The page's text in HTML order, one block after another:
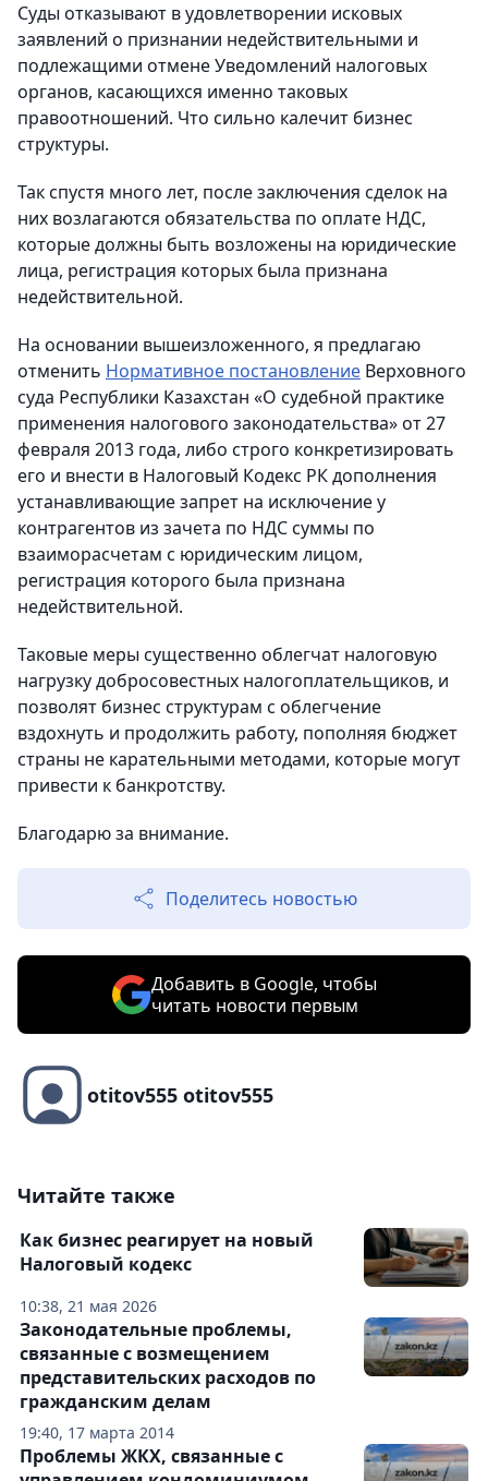
Суды отказывают в удовлетворении исковых
заявлений о признании недействительными и
подлежащими отмене Уведомлений налоговых
органов, касающихся именно таковых
правоотношений. Что сильно калечит бизнес
структуры.
Так спустя много лет, после заключения сделок на
них возлагаются обязательства по оплате НДС,
которые должны быть возложены на юридические
лица, регистрация которых была признана
недействительной.
На основании вышеизложенного, я предлагаю
отменить Нормативное постановление Верховного
суда Республики Казахстан «О судебной практике
применения налогового законодательства»от 27
февраля 2013 года, либо строго конкретизировать
его и внести в Налоговый Кодекс РК дополнения
устанавливающие запрет на исключение у
контрагентов из зачета по НДС суммы по
взаиморасчетам с юридическим лицом,
регистрация которого была признана
недействительной.
Таковые меры существенно облегчат налоговую
нагрузку добросовестных налогоплательщиков, и
позволят бизнес структурам с облегчение
вздохнуть и продолжить работу, пополняя бюджет
страны не карательными методами, которые могут
привести к банкротству.
Благодарю за внимание.
Поделитесь новостью
Добавить в Google, чтобы
читать новости первым
otitov555 otitov555
Читайте также
10:38, 21 мая 2026
Как бизнес реагирует на новый
Налоговый кодекс
19:40, 17 марта 2014
Законодательные проблемы,
связанные с возмещением
представительских расходов по
гражданским делам
Проблемы ЖКХ, связанные с